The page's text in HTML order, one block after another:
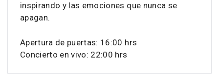
inspirando y las emociones que nunca se
apagan.
Apertura de puertas: 16:00 hrs
Concierto en vivo: 22:00 hrs